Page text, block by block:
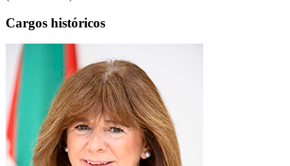
Cargos históricos